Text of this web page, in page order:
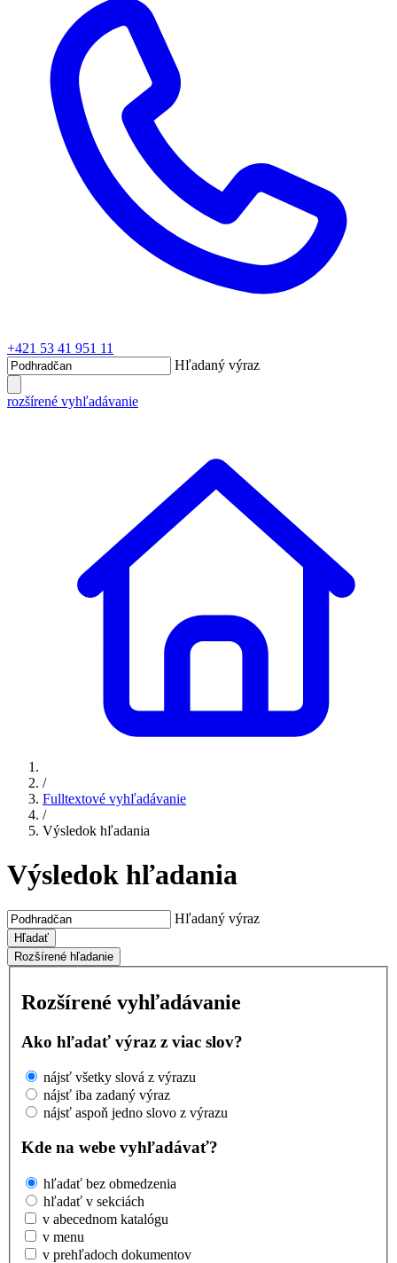
+421 53 41 951 11
Hľadaný výraz
rozšírené vyhľadávanie
/
Fulltextové vyhľadávanie
/
Výsledok hľadania
Výsledok hľadania
Hľadaný výraz
Hľadať
Rozšírené hľadanie
Rozšírené vyhľadávanie
Ako hľadať výraz z viac slov?
nájsť všetky slová z výrazu
nájsť iba zadaný výraz
nájsť aspoň jedno slovo z výrazu
Kde na webe vyhľadávať?
hľadať bez obmedzenia
hľadať v sekciách
v abecednom katalógu
v menu
v prehľadoch dokumentov